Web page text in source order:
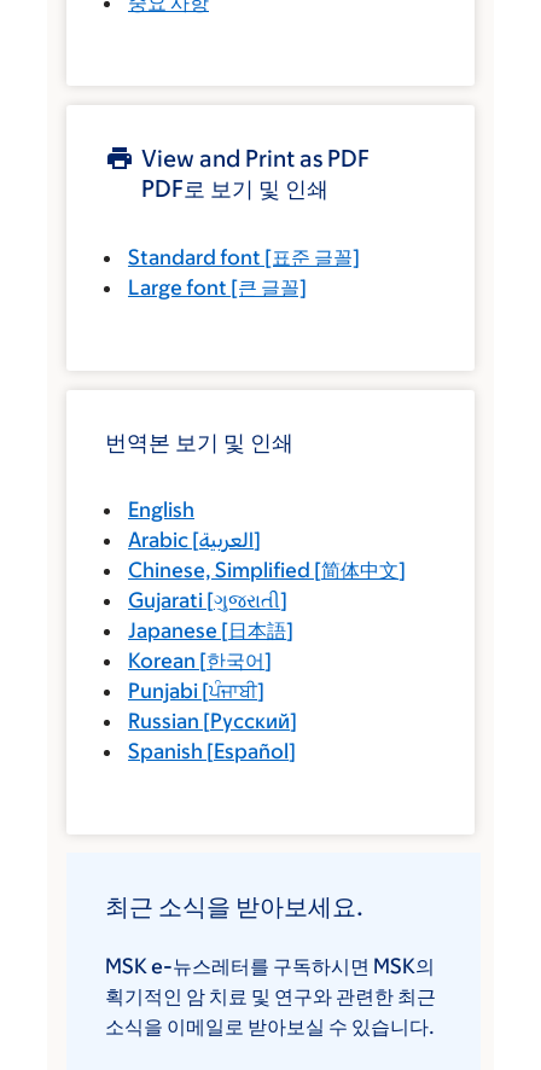
View and Print as PDF
PDF로 보기 및 인쇄
Standard font [표준 글꼴]
Large font [큰 글꼴]
번역본 보기 및 인쇄
English
Arabic [العربية]
Chinese, Simplified [简体中文]
Gujarati [ગુજરાતી]
Japanese [日本語]
Korean [한국어]
Punjabi [ਪੰਜਾਬੀ]
Russian [Русский]
Spanish [Español]
최근 소식을 받아보세요.
MSK e-뉴스레터를 구독하시면 MSK의
획기적인 암 치료 및 연구와 관련한 최근
소식을 이메일로 받아보실 수 있습니다.